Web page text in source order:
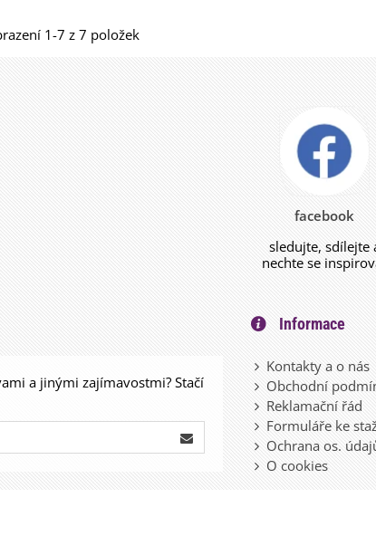
1-7 z 7 položek
facebook
sledujte, sdílejte
nechte se
a jinými zajímavostmi? Stačí
Informace
Kontakty a o nás
Obchodní
Reklamační řád
Formuláře ke
Ochrana os.
O cookies